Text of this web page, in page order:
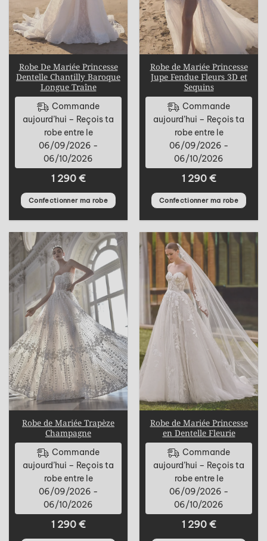
Robe De Mariée Princesse
Dentelle Chantilly Baroque
Longue Traîne
Commande
aujourd’hui – Reçois ta
robe entre le
06/09/2026 -
06/10/2026
1 290 €
Confectionner ma robe
Robe de Mariée Princesse
Jupe Fendue Fleurs 3D et
Sequins
Commande
aujourd’hui – Reçois ta
robe entre le
06/09/2026 -
06/10/2026
1 290 €
Confectionner ma robe
Robe de Mariée Trapèze
Champagne
Commande
aujourd’hui – Reçois ta
robe entre le
06/09/2026 -
06/10/2026
1 290 €
Robe de Mariée Princesse
en Dentelle Fleurie
Commande
aujourd’hui – Reçois ta
robe entre le
06/09/2026 -
06/10/2026
1 290 €